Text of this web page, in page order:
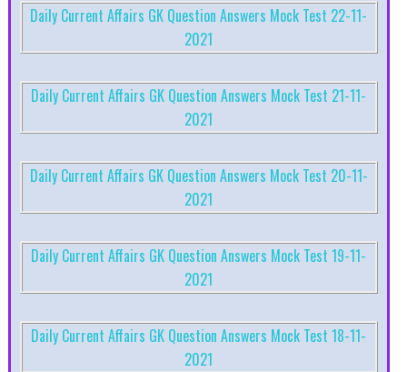
Daily Current Affairs GK Question Answers Mock Test 22-11-
2021
Daily Current Affairs GK Question Answers Mock Test 21-11-
2021
Daily Current Affairs GK Question Answers Mock Test 20-11-
2021
Daily Current Affairs GK Question Answers Mock Test 19-11-
2021
Daily Current Affairs GK Question Answers Mock Test 18-11-
2021